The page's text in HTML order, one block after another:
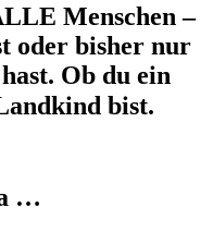
Menschen –
oder bisher nur
Ob du ein
bist.
…